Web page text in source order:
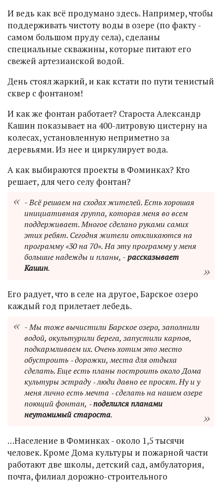
И ведь как всё продумано здесь. Например, чтобы
поддерживать чистоту воды в озере (по факту -
самом большом пруду села), сделаны
специальные скважины, которые питают его
свежей артезианской водой.
День стоял жаркий, и как кстати по пути тенистый
сквер с фонтаном!
И как же фонтан работает? Староста Александр
Кашин показывает на 400-литровую цистерну на
колесах, установленную неприметно за
деревьями. Из нее и циркулирует вода.
А как выбираются проекты в Фоминках? Кто
решает, для чего селу фонтан?
- Всё решаем на сходах жителей. Есть хорошая
инициативная группа, которая меня во всем
поддерживает. Многое сделано руками самих
этих ребят. Сегодня жители откликаются на
программу «30 на 70». На эту программу у меня
большие надежды и планы, -рассказывает
Кашин.
Его радует, что в селе на другое, Барское озеро
каждый год прилетает лебедь.
- Мы тоже вычистили Барское озеро, заполнили
водой, окультурили берега, запустили карпов,
подкармливаем их. Очень хотим это место
обустроить ‑ дорожки, места для отдыха
сделать. Еще есть планы построить около Дома
культуры эстраду ‑ люди давно ее просят. Ну и у
меня лично есть мечта ‑ сделать на нашем озере
поющий фонтан, ‑поделился планами
неутомимый староста.
…Население в Фоминках - около 1,5 тысячи
человек. Кроме Дома культуры и пожарной части
работают две школы, детский сад, амбулатория,
почта, филиал дорожно-строительного